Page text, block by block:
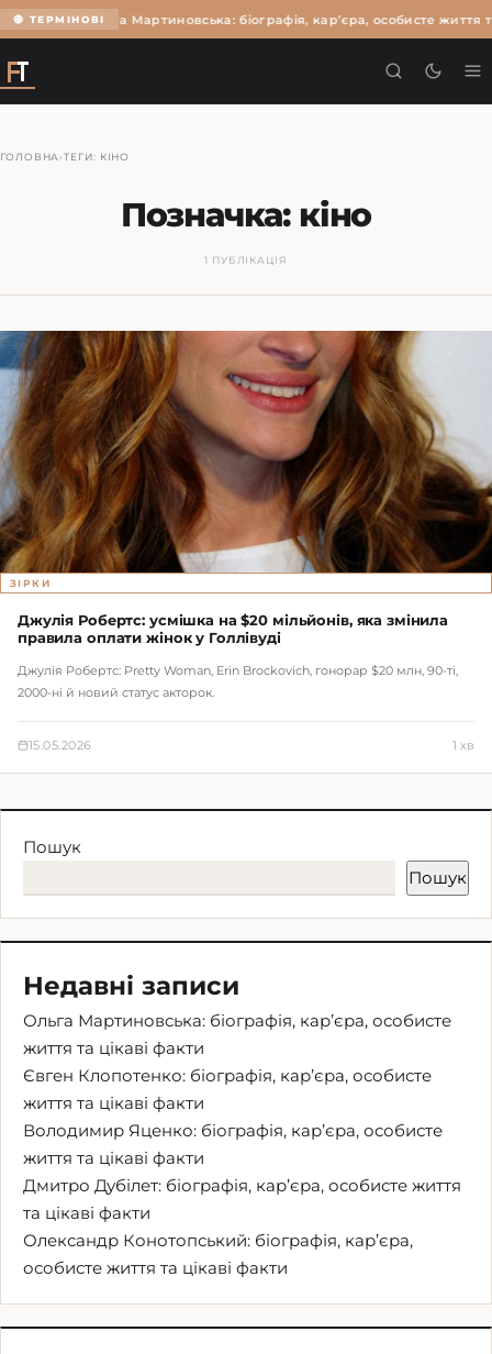
🔴 ТЕРМІНОВІОльга Мартиновська: біографія, кар’єра, особисте життя
ГОЛОВНА ›ТЕГИ: КІНО
Позначка: кіно
1 ПУБЛІКАЦІЯ
ЗІРКИ
Джулія Робертс: усмішка на $20 мільйонів, яка змінила
правила оплати жінок у Голлівуді
Джулія Робертс: Pretty Woman, Erin Brockovich, гонорар $20 млн, 90-ті,
2000-ні й новий статус акторок.
15.05.2026 1 хв
Пошук
Пошук
Недавні записи
Ольга Мартиновська: біографія, кар’єра, особисте
життя та цікаві факти
Євген Клопотенко: біографія, кар’єра, особисте
життя та цікаві факти
Володимир Яценко: біографія, кар’єра, особисте
життя та цікаві факти
Дмитро Дубілет: біографія, кар’єра, особисте життя
та цікаві факти
Олександр Конотопський: біографія, кар’єра,
особисте життя та цікаві факти